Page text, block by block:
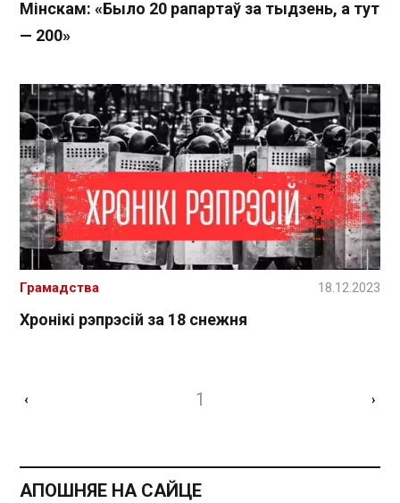
Мінскам: «Было 20 рапартаў за тыдзень, а тут
— 200»
Хронікі рэпрэсій за 18 снежня
Грамадства 18.12.2023
‹ 1 ›
АПОШНЯЕ НА САЙЦЕ